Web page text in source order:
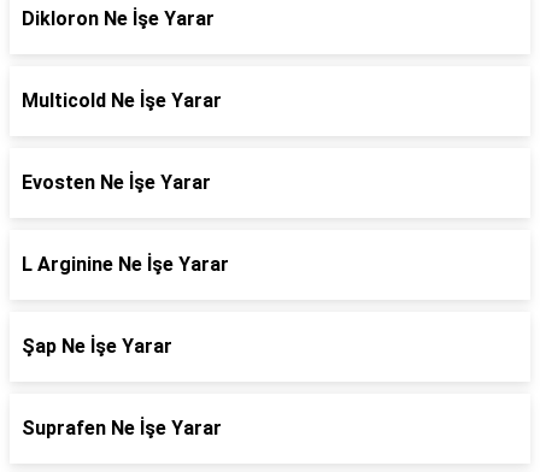
Dikloron Ne İşe Yarar
Multicold Ne İşe Yarar
Evosten Ne İşe Yarar
L Arginine Ne İşe Yarar
Şap Ne İşe Yarar
Suprafen Ne İşe Yarar